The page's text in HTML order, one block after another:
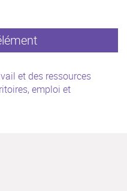
et des ressources
emploi et